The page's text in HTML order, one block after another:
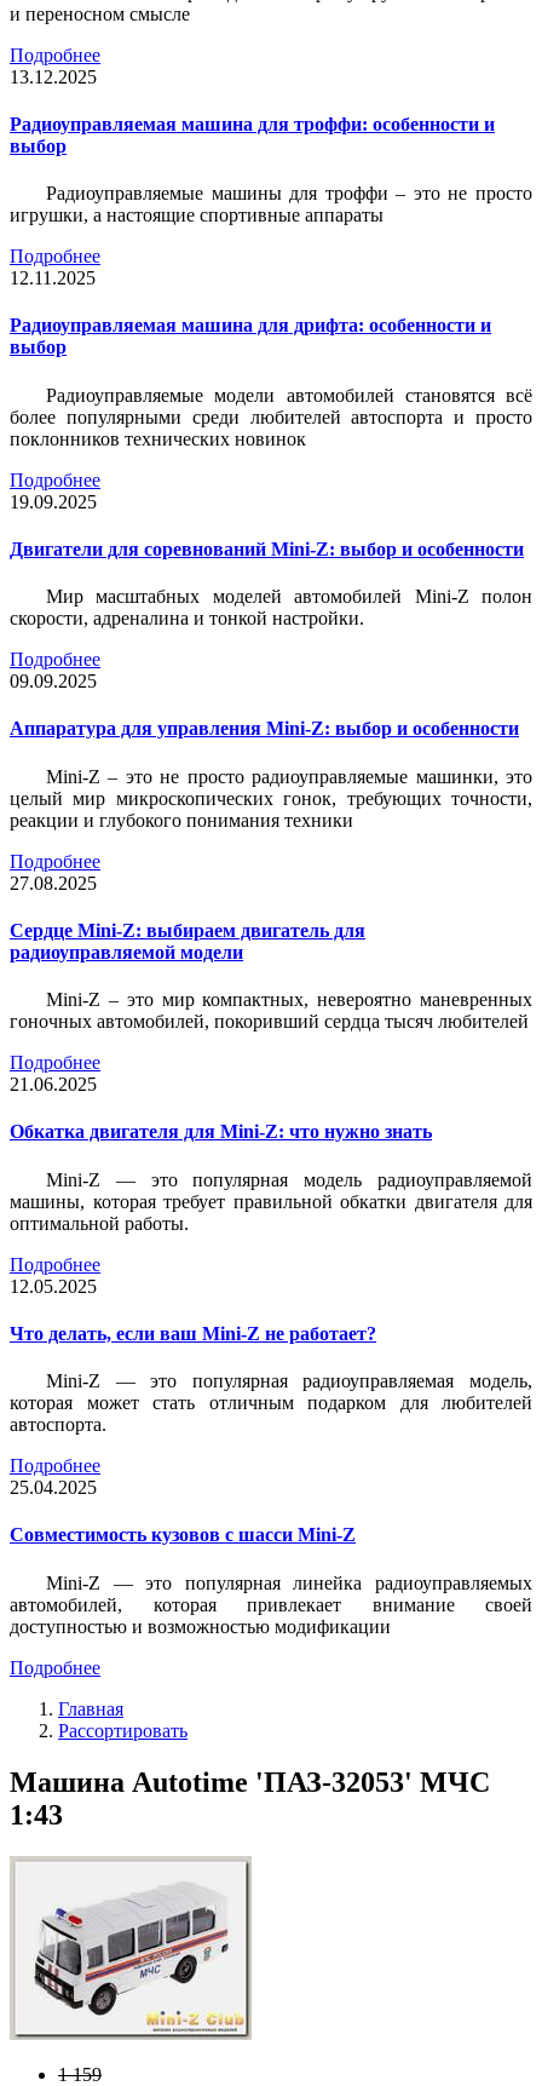
и переносном смысле
Подробнее
13.12.2025
Радиоуправляемая машина для троффи: особенности и
выбор
Радиоуправляемые машины для троффи – это не просто
игрушки, а настоящие спортивные аппараты
Подробнее
12.11.2025
Радиоуправляемая машина для дрифта: особенности и
выбор
Радиоуправляемые модели автомобилей становятся всё
более популярными среди любителей автоспорта и просто
поклонников технических новинок
Подробнее
19.09.2025
Двигатели для соревнований Mini-Z: выбор и особенности
Мир масштабных моделей автомобилей Mini-Z полон
скорости, адреналина и тонкой настройки.
Подробнее
09.09.2025
Аппаратура для управления Mini-Z: выбор и особенности
Mini-Z – это не просто радиоуправляемые машинки, это
целый мир микроскопических гонок, требующих точности,
реакции и глубокого понимания техники
Подробнее
27.08.2025
Сердце Mini-Z: выбираем двигатель для
радиоуправляемой модели
Mini-Z – это мир компактных, невероятно маневренных
гоночных автомобилей, покоривший сердца тысяч любителей
Подробнее
21.06.2025
Обкатка двигателя для Mini-Z: что нужно знать
Mini-Z — это популярная модель радиоуправляемой
машины, которая требует правильной обкатки двигателя для
оптимальной работы.
Подробнее
12.05.2025
Что делать, если ваш Mini-Z не работает?
Mini-Z — это популярная радиоуправляемая модель,
которая может стать отличным подарком для любителей
автоспорта.
Подробнее
25.04.2025
Совместимость кузовов с шасси Mini-Z
Mini-Z — это популярная линейка радиоуправляемых
автомобилей, которая привлекает внимание своей
доступностью и возможностью модификации
Подробнее
Главная
Рассортировать
Машина Autotime 'ПАЗ-32053' МЧС
1:43
1 159